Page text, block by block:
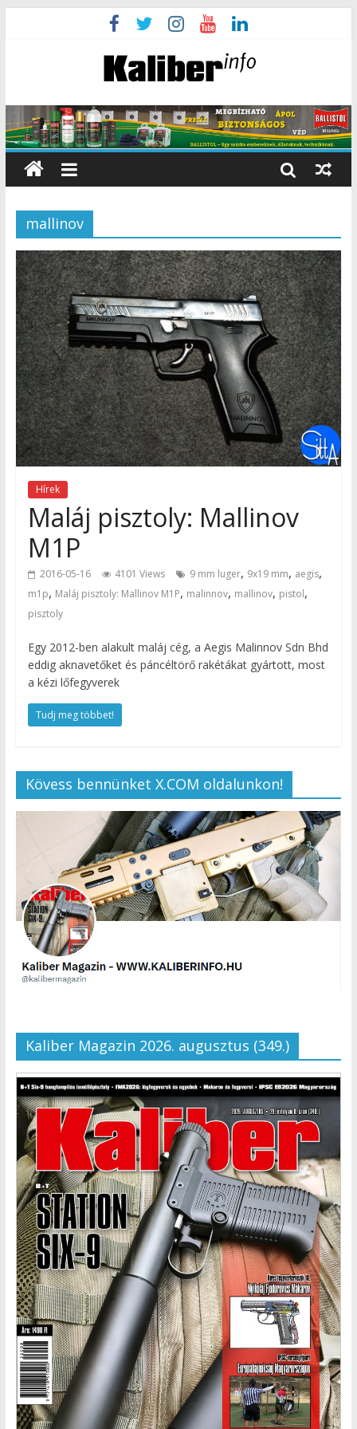
mallinov
Hírek
Maláj pisztoly: Mallinov
M1P
2016-05-16 4101 Views 9 mm luger, 9x19 mm, aegis,
m1p, Maláj pisztoly: Mallinov M1P, malinnov, mallinov, pistol,
pisztoly
Egy 2012-ben alakult maláj cég, a Aegis Malinnov Sdn Bhd
eddig aknavetőket és páncéltörő rakétákat gyártott, most
a kézi lőfegyverek
Tudj meg többet!
Kövess bennünket X.COM oldalunkon!
Kaliber Magazin 2026. augusztus (349.)